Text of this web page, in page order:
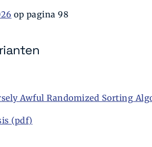
op pagina 98
Awful Randomized Sorting
(pdf)